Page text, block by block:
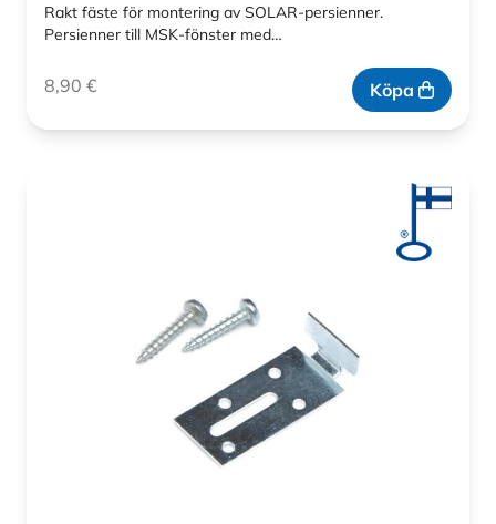
Rakt fäste för montering av SOLAR-persienner.
Persienner till MSK-fönster med…
8,90 € Köpa